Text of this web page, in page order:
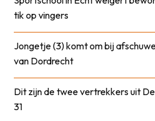
tik op vingers
Jongetje (3) komt om bij
van Dordrecht
Dit zijn de twee vertrekkers uit
31